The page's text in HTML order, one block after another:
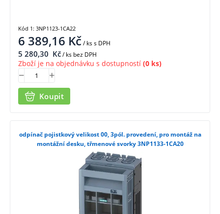
6 389,16 Kč/ kss DPH
5 280,30 Kč/ ks bez DPH
Zboží je na objednávku s dostupností (0 ks)
Koupit
Kód 1: 3NP1123-1CA22
odpínač pojistkový velikost 00, 3pól. provedení, pro montáž na
montážní desku, třmenové svorky 3NP1133-1CA20